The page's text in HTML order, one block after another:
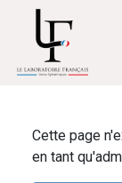
Cette page
en tant